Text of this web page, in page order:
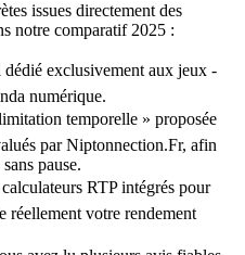
issues directement des
notre comparatif 2025 :
exclusivement aux jeux ‑
numérique.
temporelle » proposée
par Niptonnection.Fr, afin
pause.
RTP intégrés pour
réellement votre rendement